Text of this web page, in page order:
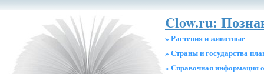
Clow.ru:
» Растения и животные
» Страны и государства
» Cправочная информация